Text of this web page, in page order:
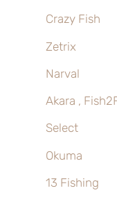
Crazy Fish
Zetrix
Narval
Akara ,
Select
Okuma
13 Fishing